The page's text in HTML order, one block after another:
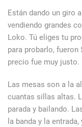
Están dando un giro
vendiendo grandes
Loko. Tú eliges tu
para probarlo, fueron
precio fue muy justo.
Las mesas son a la
cuantas sillas altas.
parada y bailando.
la banda y la